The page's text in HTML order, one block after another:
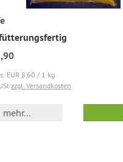
EUR 8,60 / 1 kg
zzgl. Versandkosten
mehr...